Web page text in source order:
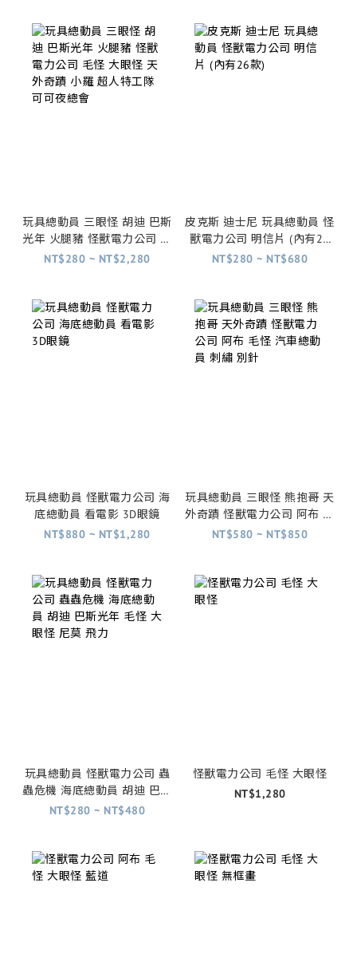
玩具總動員 三眼怪 胡迪 巴斯
光年 火腿豬 怪獸電力公司 毛
怪 大眼怪 天外奇蹟 小羅 超
NT$280 ~ NT$2,280
皮克斯 迪士尼 玩具總動員 怪
獸電力公司 明信片 (內有26
款)
NT$280 ~ NT$680
玩具總動員 怪獸電力公司 海
底總動員 看電影 3D眼鏡
NT$880 ~ NT$1,280
玩具總動員 三眼怪 熊抱哥 天
外奇蹟 怪獸電力公司 阿布 毛
怪 汽車總動員 刺繡 別針
NT$580 ~ NT$850
玩具總動員 怪獸電力公司 蟲
蟲危機 海底總動員 胡迪 巴斯
光年 毛怪 大眼怪 尼莫 飛力
NT$280 ~ NT$480
怪獸電力公司 毛怪 大眼怪
NT$1,280